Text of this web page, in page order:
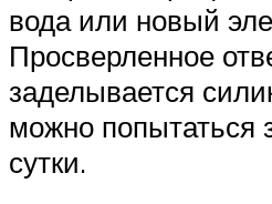
вода или новый
Просверленное
заделывается
можно попытаться
сутки.